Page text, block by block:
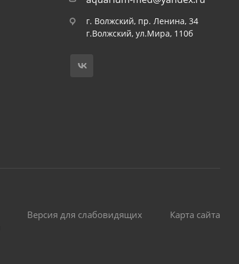
г. Волжский, пр. Ленина, 34
г.Волжский, ул.Мира, 110б
Версия для слабовидящих Карта сайта